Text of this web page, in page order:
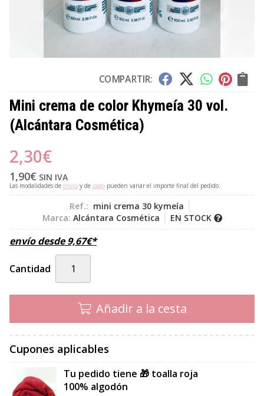
COMPARTIR:
Mini crema de color Khymeía 30 vol.
(Alcántara Cosmética)
2,30€
1,90€ SIN IVA
Las modalidades de envío y de pago pueden variar el importe final del pedido.
Ref.: mini crema 30 kymeía
Marca: Alcántara Cosmética EN STOCK
envío desde9,67€*
Cantidad
Añadir a la cesta
Cupones aplicables
Tu pedido tiene 🎁 toalla roja
100% algodón